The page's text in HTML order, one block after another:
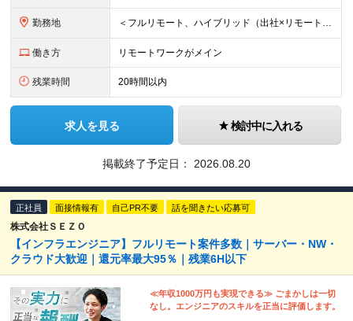
勤務地 ＜フルリモート、ハイブリッド（出社×リモート）案件多数！＞ ■本社／東京都千代田区平河町2丁目16番1号 平河町森タワー ※転居を伴う転勤はありません。 ■クライアント先（東京・神奈川・千葉・埼玉）
働き方 リモートワークがメイン
残業時間 20時間以内
求人を見る 検討中に入れる
掲載終了予定日： 2026.08.20
正社員 面接情報有 自己PR不要 話を聞きたい応募可
株式会社ＳＥＺＯ
【インフラエンジニア】フルリモート案件多数｜サーバー・NW・
クラウド大歓迎｜還元率最大95％｜残業6H以下
≪年収1000万円も実現できる≫ ごまかしは一切
なし。エンジニアのスキルを正当に評価します。